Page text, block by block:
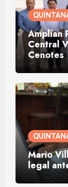
Amplían
Central
Cenotes
Mario
legal